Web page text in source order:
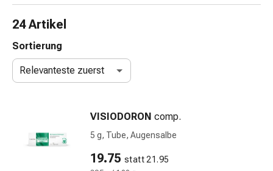
Hautirritation
&
Elastische
Binden
Fingerverbände
24 Artikel
Sortierung
Relevanteste zuerst
VISIODORON comp.
5 g, Tube, Augensalbe
19.75 statt 21.95